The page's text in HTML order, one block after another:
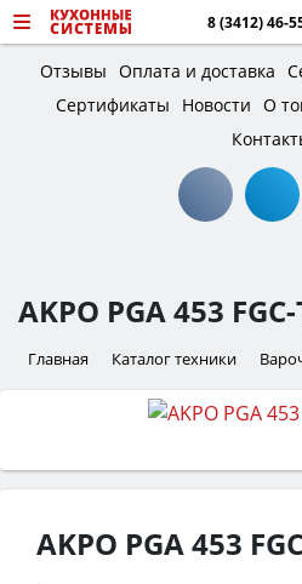
8 (3412) 46-
Отзывы Оплата и доставка
Сертификаты
Новости О
AKPO PGA 453
Главная Каталог техники
AKPO PGA 453